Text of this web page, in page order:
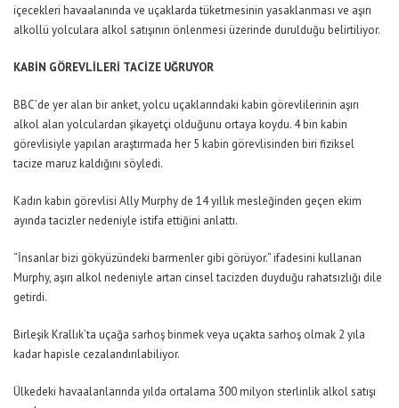
içecekleri havaalanında ve uçaklarda tüketmesinin yasaklanması ve aşırı
alkollü yolculara alkol satışının önlenmesi üzerinde durulduğu belirtiliyor.
KABİN GÖREVLİLERİ TACİZE UĞRUYOR
BBC’de yer alan bir anket, yolcu uçaklarındaki kabin görevlilerinin aşırı
alkol alan yolculardan şikayetçi olduğunu ortaya koydu. 4 bin kabin
görevlisiyle yapılan araştırmada her 5 kabin görevlisinden biri fiziksel
tacize maruz kaldığını söyledi.
Kadın kabin görevlisi Ally Murphy de 14 yıllık mesleğinden geçen ekim
ayında tacizler nedeniyle istifa ettiğini anlattı.
“İnsanlar bizi gökyüzündeki barmenler gibi görüyor.” ifadesini kullanan
Murphy, aşırı alkol nedeniyle artan cinsel tacizden duyduğu rahatsızlığı dile
getirdi.
Birleşik Krallık’ta uçağa sarhoş binmek veya uçakta sarhoş olmak 2 yıla
kadar hapisle cezalandırılabiliyor.
Ülkedeki havaalanlarında yılda ortalama 300 milyon sterlinlik alkol satışı